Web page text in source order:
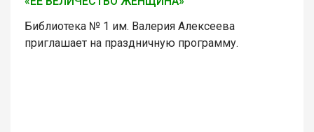
Библиотека № 1 им. Валерия Алексеева
приглашает на праздничную программу.